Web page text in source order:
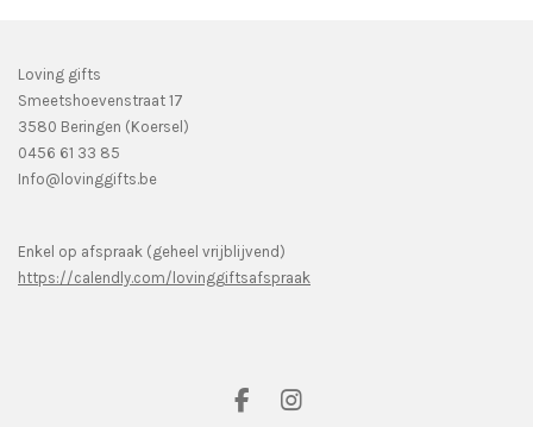
Loving gifts
Smeetshoevenstraat 17
3580 Beringen (Koersel)
0456 61 33 85
Info@lovinggifts.be
Enkel op afspraak (geheel vrijblijvend)
https://calendly.com/lovinggiftsafspraak
F
I